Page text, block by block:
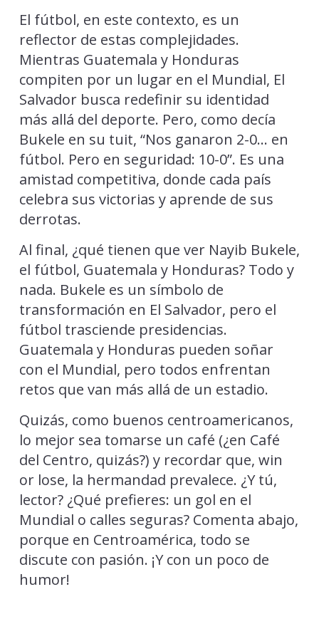
El fútbol, en este contexto, es un
reflector de estas complejidades.
Mientras Guatemala y Honduras
compiten por un lugar en el Mundial, El
Salvador busca redefinir su identidad
más allá del deporte. Pero, como decía
Bukele en su tuit, “Nos ganaron 2-0… en
fútbol. Pero en seguridad: 10-0”. Es una
amistad competitiva, donde cada país
celebra sus victorias y aprende de sus
derrotas.
Al final, ¿qué tienen que ver Nayib Bukele,
el fútbol, Guatemala y Honduras? Todo y
nada. Bukele es un símbolo de
transformación en El Salvador, pero el
fútbol trasciende presidencias.
Guatemala y Honduras pueden soñar
con el Mundial, pero todos enfrentan
retos que van más allá de un estadio.
Quizás, como buenos centroamericanos,
lo mejor sea tomarse un café (¿en Café
del Centro, quizás?) y recordar que, win
or lose, la hermandad prevalece. ¿Y tú,
lector? ¿Qué prefieres: un gol en el
Mundial o calles seguras? Comenta abajo,
porque en Centroamérica, todo se
discute con pasión. ¡Y con un poco de
humor!